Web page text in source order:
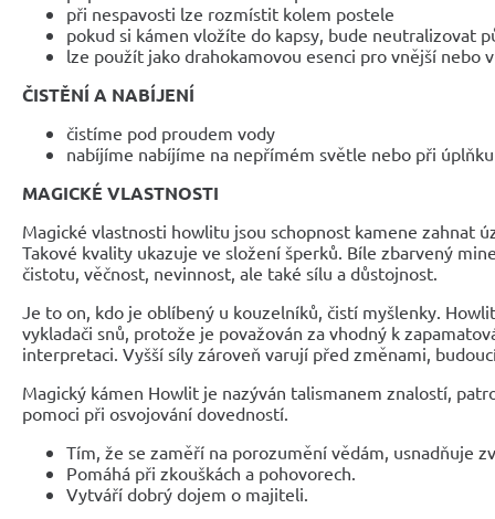
při nespavosti lze rozmístit kolem postele
pokud si kámen vložíte do kapsy, bude neutralizovat
lze použít jako drahokamovou esenci pro vnější nebo
ČISTĚNÍ A NABÍJENÍ
čistíme pod proudem vody
nabíjíme nabíjíme na nepřímém světle nebo při úplňku
MAGICKÉ VLASTNOSTI
Magické vlastnosti howlitu jsou schopnost kamene zahnat
Takové kvality ukazuje ve složení šperků. Bíle zbarvený
čistotu, věčnost, nevinnost, ale také sílu a důstojnost.
Je to on, kdo je oblíbený u kouzelníků, čistí myšlenky.
vykladači snů, protože je považován za vhodný k
interpretaci. Vyšší síly zároveň varují před změnami,
Magický kámen Howlit je nazýván talismanem znalostí,
pomoci při osvojování dovedností.
Tím, že se zaměří na porozumění vědám, usnadňuje
Pomáhá při zkouškách a pohovorech.
Vytváří dobrý dojem o majiteli.